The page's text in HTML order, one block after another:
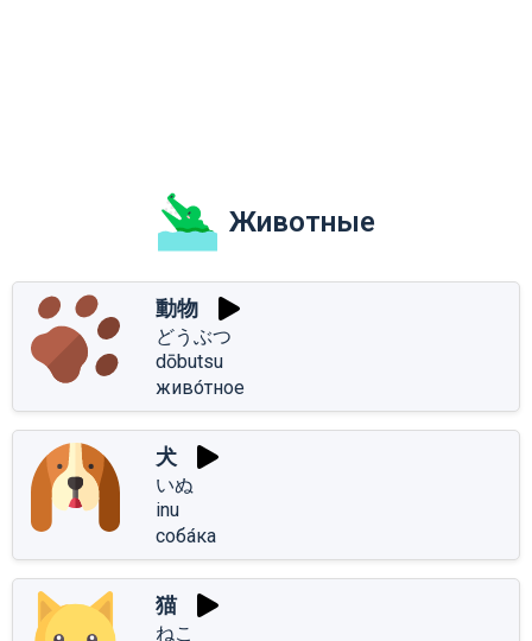
Животные
動物
どうぶつ
dōbutsu
живо́тное
犬
いぬ
inu
соба́ка
猫
ねこ